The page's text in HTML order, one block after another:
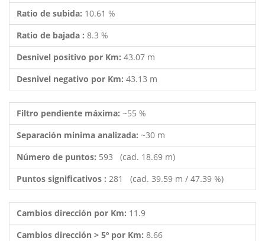
Ratio de subida: 10.61 %
Ratio de bajada : 8.3 %
Desnivel positivo por Km: 43.07 m
Desnivel negativo por Km: 43.13 m
Filtro pendiente máxima: ~55 %
Separación minima analizada: ~30 m
Número de puntos: 593 (cad. 18.69 m)
Puntos significativos : 281 (cad. 39.59 m / 47.39 %)
Cambios dirección por Km: 11.9
Cambios dirección > 5º por Km: 8.66